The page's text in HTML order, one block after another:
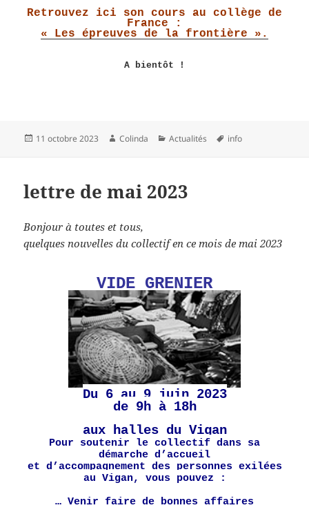
Retrouvez ici son cours au collège de
France :
« Les épreuves de la frontière ».
A bientôt !
Publié
11 octobre 2023 Auteur
Colinda Catégories
Actualités
Mots-
info
lettre de mai 2023
Bonjour à toutes et tous,
quelques nouvelles du collectif en ce mois de mai 2023
VIDE GRENIER
Du 6 au 9 juin 2023
de 9h à 18h
aux halles du Vigan
Pour soutenir le collectif dans sa
démarche d’accueil
et d’accompagnement des personnes exilées
au Vigan, vous pouvez :
… Venir faire de bonnes affaires